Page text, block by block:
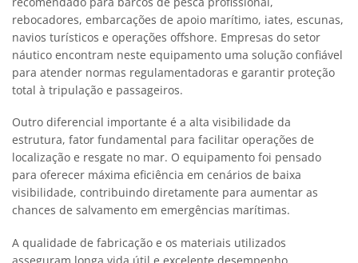
rebocadores, embarcações de apoio marítimo, iates, escunas,
navios turísticos e operações offshore. Empresas do setor
náutico encontram neste equipamento uma solução confiável
para atender normas regulamentadoras e garantir proteção
total à tripulação e passageiros.
Outro diferencial importante é a alta visibilidade da
estrutura, fator fundamental para facilitar operações de
localização e resgate no mar. O equipamento foi pensado
para oferecer máxima eficiência em cenários de baixa
visibilidade, contribuindo diretamente para aumentar as
chances de salvamento em emergências marítimas.
A qualidade de fabricação e os materiais utilizados